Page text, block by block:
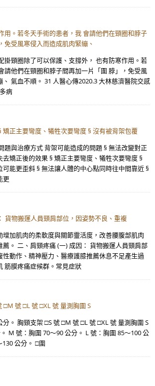
用。若冬天手術的患者，我 會請他們在頸圈和脖子
免受風寒侵入而造成肌肉緊繃、
掛頸圈除了可以保護、支撐外， 也有防寒作用。若
請他們在頸圈和脖子間再加一片「圍 脖」，免受風
氣血不順。 31 人醫心傳2020.3 大林慈濟醫院交感
病
矯正主要彎度、犧牲次要彎度 § 沒有被背架包覆
題與治療方式 背架可能造成的問題 § 無法改變對正
去矯正後的效果 § 矯正主要彎度、犧牲次要彎度 §
能更歪斜 § 無法讓人體的中心點同時往中間靠近 §
更
貨物搬運人員頸肩部位，因姿勢不良、重複
增加肌肉的柔軟度與關節靈活度，改善腰腹部肌肉
。 二、肩頸疼痛 (一) 成因： 貨物搬運人員頸肩部
動作、精神壓力、醫療護膝推薦休息不足產生過
筋膜疼痛症候群。常見症狀
□M 號 □L 號 □XL 號 量測胸圍 S
分。 胸頸支架 □S 號 □M 號 □L 號 □XL 號 量測胸圍 S
M 號：胸圍 70～90 公分。 L 號：胸圍 85～100 公
130 公分。 □圍